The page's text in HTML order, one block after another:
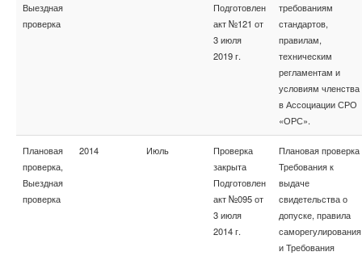
Выездная
проверка
Подготовлен
акт №121 от
3 июля
2019 г.
требованиям
стандартов,
правилам,
техническим
регламентам и
условиям членства
в Ассоциации СРО
«ОРС».
Плановая
проверка,
Выездная
проверка
2014 Июль
Проверка
закрыта
Подготовлен
акт №095 от
3 июля
2014 г.
Плановая проверка
Требования к
выдаче
свидетельства о
допуске, правила
саморегулирования
и Требования